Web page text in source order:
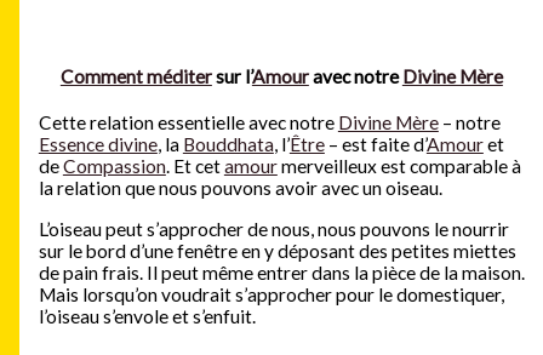
Comment méditersur l’Amouravec notreDivine Mère
Cette relation essentielle avec notre Divine Mère– notre
Essence divine, la Bouddhata, l’Être– est faite d’Amouret
deCompassion. Et cetamourmerveilleux est comparable à
la relation que nous pouvons avoir avec un oiseau.
L’oiseau peut s’approcher de nous, nous pouvons le nourrir
sur le bord d’une fenêtre en y déposant des petites miettes
de pain frais. Il peut même entrer dans la pièce de la maison.
Mais lorsqu’on voudrait s’approcher pour le domestiquer,
l’oiseau s’envole et s’enfuit.